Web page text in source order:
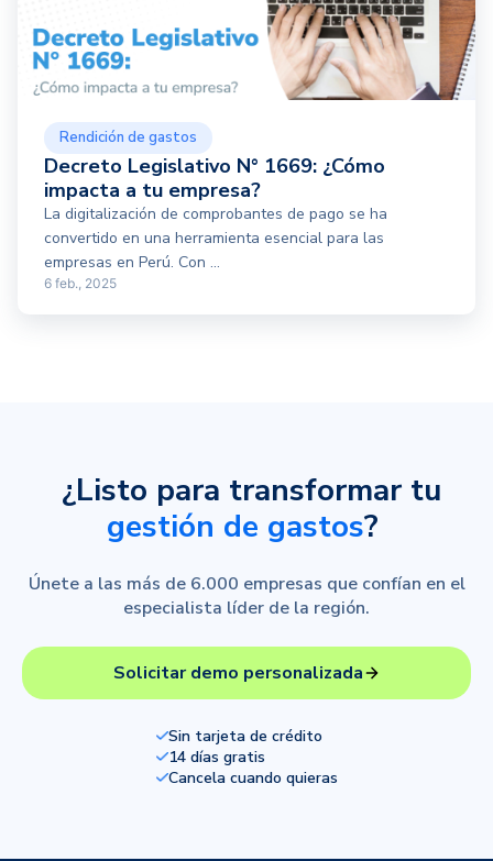
Rendición de gastos
Decreto Legislativo N° 1669: ¿Cómo
impacta a tu empresa?
La digitalización de comprobantes de pago se ha
convertido en una herramienta esencial para las
empresas en Perú. Con ...
6 feb., 2025
¿Listo para transformar tu
gestión de gastos?
Únete a las más de 6.000 empresas que confían en el
especialista líder de la región.
Solicitar demo personalizada
Sin tarjeta de crédito
14 días gratis
Cancela cuando quieras